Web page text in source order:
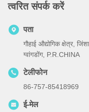
त्वरित संपर्क करें
पता
गौहाई औद्योगिक क्षेत्र,
ग्वांगडोंग, P.R.CHINA
टेलीफोन
86-757-85418969
ई-मेल